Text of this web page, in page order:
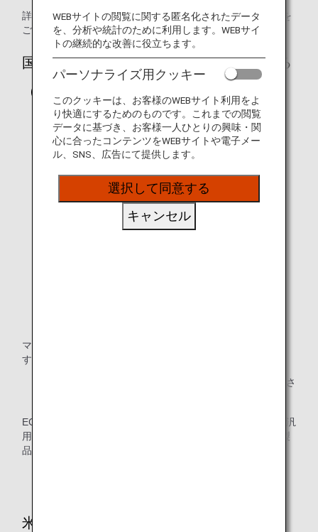
詳細については、国土交通省（日本）
のウェブサイトを
ご確認ください。（日本語のみ）
国際連合欧州経済委員会の承認済みである
（UN/ECE）
マーク上部の記載は、ECE規則番号と改訂シリーズ番号で
す。
「ECE」または「UN」の表示があることをご確認くださ
ECE規則番号と改訂シリーズ番号の下に、「UNIVERSAL（汎
用型）」の文言、体重範囲、国番号、シリアルナンバー、製
品名が記載されています。
米国連邦自動車安全基準（FMVSS）にて
WEBサイトの閲覧に関する匿名化されたデータ
を、分析や統計のために利用します。WEBサイ
トの継続的な改善に役立ちます。
パーソナライズ用クッキー
このクッキーは、お客様のWEBサイト利用をよ
り快適にするためのものです。これまでの閲覧
データに基づき、お客様一人ひとりの興味・関
心に合ったコンテンツをWEBサイトや電子メー
ル、SNS、広告にて提供します。
選択して同意する
キャンセル